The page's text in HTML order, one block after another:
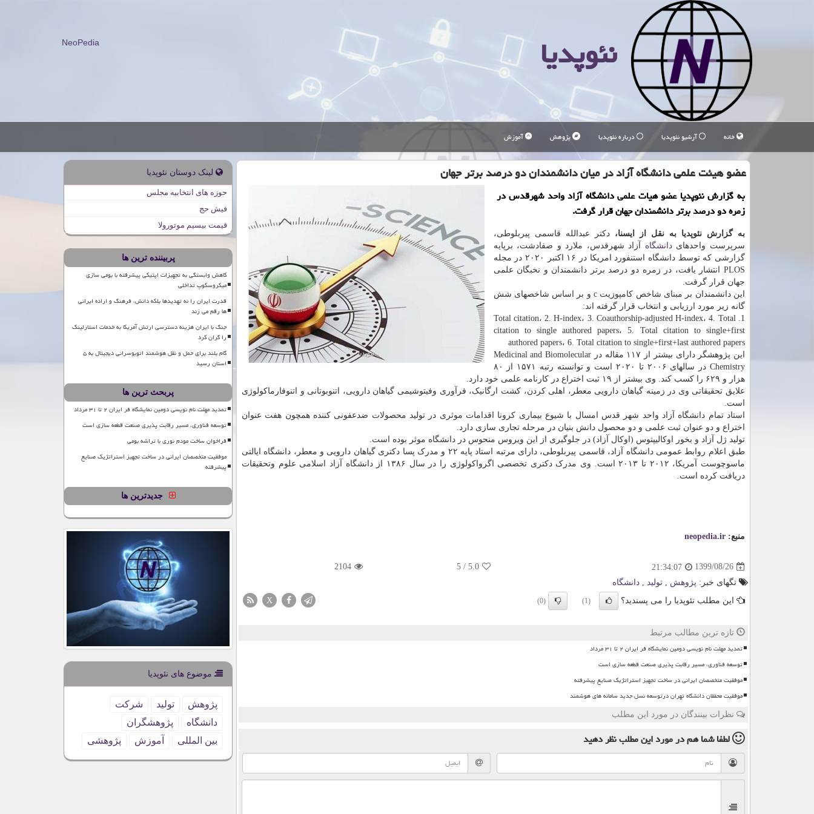
نئوپدیا NeoPedia
خانه آرشیو نئوپدیا درباره نئوپدیا پژوهش آموزش
عضو هیئت علمی دانشگاه آزاد در میان دانشمندان دو درصد برتر جهان
به گزارش نئوپدیا عضو هیات علمی دانشگاه آزاد واحد شهرقدس در
زمره دو درصد برتر دانشمندان جهان قرار گرفت.
به گزارش نئوپدیا به نقل از ایسنا،دکتر عبدالله قاسمی پیربلوطی،
سرپرست واحدهایدانشگاه آزاد شهرقدس، ملارد و صفادشت، برپایه
گزارشی که توسط دانشگاه استنفورد امریکا در ۱۶ اکتبر ۲۰۲۰ در مجله
PLOS انتشار یافت، در زمره دو درصد برتر دانشمندان و نخبگان علمی
جهان قرار گرفت.
این دانشمندان بر مبنای شاخص کامپوزیت c و بر اساس شاخصهای شش
گانه زیر مورد ارزیابی و انتخاب قرار گرفته اند:
1. Total citation، 2. H-index، 3. Coauthorship-adjusted H-index، 4. Total
citation to single authored papers، 5. Total citation to single+first
authored papers، 6. Total citation to single+first+last authored papers
این پژوهشگر دارای بیشتر از ۱۱۷ مقاله در Medicinal and Biomolecular
Chemistry در سالهای ۲۰۰۶ تا ۲۰۲۰ است و توانسته رتبه ۱۵۷۱ از ۸۰
هزار و ۶۲۹ را کسب کند. وی بیشتر از ۱۹ ثبت اختراع در کارنامه علمی خود دارد.
علایق تحقیقاتی وی در زمینه گیاهان دارویی معطر، اهلی کردن، کشت ارگانیک، فرآوری وفیتوشیمی گیاهان دارویی، اتنوبوتانی و اتنوفارماکولوژی
است.
استاد تمام دانشگاه آزاد واحد شهر قدس امسال با شیوع بیماری کرونا اقدامات موثری در تولید محصولات ضدعفونی کننده همچون هفت عنوان
اختراع و دو عنوان ثبت علمی و دو محصول دانش بنیان در مرحله تجاری سازی دارد.
تولید ژل آزاد و بخور اوکالیپتوس (اوکال آزاد) در جلوگیری از این ویروس منحوس در دانشگاه موثر بوده است.
طبق اعلام روابط عمومی دانشگاه آزاد، قاسمی پیربلوطی، دارای مرتبه استاد پایه ۲۲ و مدرک پسا دکتری گیاهان دارویی و معطر، دانشگاه ایالتی
ماسوچوست آمریکا، ۲۰۱۲ تا ۲۰۱۳ است. وی مدرک دکتری تخصصی اگرواکولوژی را در سال ۱۳۸۶ از دانشگاه آزاد اسلامی علوم وتحقیقات
دریافت کرده است.
منبع: neopedia.ir
1399/08/26
21:34:07
5.0
/
5
2104
تگهای خبر: پژوهش تولید
دانشگاه
این مطلب نئوپدیا را می پسندید؟
(1)
(0)
X
تازه ترین مطالب مرتبط
تمدید مهلت نام نویسی دومین نمایشگاه فر ایران ۲ تا ۳۱ مرداد
توسعه فناوری، مسیر رقابت پذیری صنعت قطعه سازی است
موفقیت متخصصان ایرانی در ساخت تجهیز استراتژیک صنایع پیشرفته
موفقیت محققان دانشگاه تهران درتوسعه نسل جدید سامانه های هوشمند
نظرات بینندگان در مورد این مطلب
لطفا شما همدر مورد این مطلبنظر دهید
لینک دوستان نئوپدیا
حوزه های انتخابیه مجلس
فیش حج
قیمت بیسیم موتورولا
پربیننده ترین ها
کاهش وابستگی به تجهیزات اپتیکی پیشرفته با بومی سازی
میکروسکوپ تداخلی
قدرت ایران را نه تهدیدها بلکه دانش، فرهنگ و اراده ایرانی
ها رقم می زند
جنگ با ایران هزینه دسترسی ارتش آمریکا به خدمات استارلینک
را گران کرد
گام بلند برای حمل و نقل هوشمند اتوبوسرانی دیجیتال به ۵
استان رسید
پربحث ترین ها
تمدید مهلت نام نویسی دومین نمایشگاه فر ایران ۲ تا ۳۱ مرداد
توسعه فناوری، مسیر رقابت پذیری صنعت قطعه سازی است
فراخوان ساخت مودم نوری با تراشه بومی
موفقیت متخصصان ایرانی در ساخت تجهیز استراتژیک صنایع
پیشرفته
جدیدترین ها
موضوع های نئوپدیا
پژوهش تولید
شركت
دانشگاه
پژوهشگران
بین المللی
آموزش پژوهشی